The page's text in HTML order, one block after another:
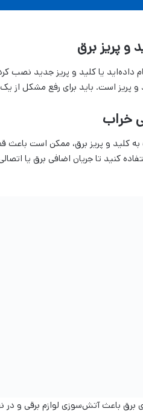
داده‌اید یا کلید و پریز جدید نصب
و پریز است. باید برای رفع مشکل از
کلید و پریز برق، ممکن است باعث
کنید تا جریان اضافی برق یا
برق باعث آتش‌سوزی لوازم برقی و